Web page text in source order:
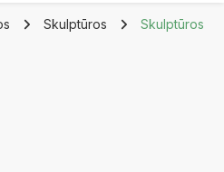
Skulptūros
Skulptūros